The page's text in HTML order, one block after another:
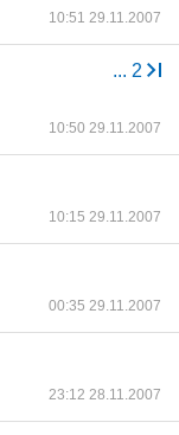
10:51 29.11.2007
... 2
10:50 29.11.2007
10:15 29.11.2007
00:35 29.11.2007
23:12 28.11.2007